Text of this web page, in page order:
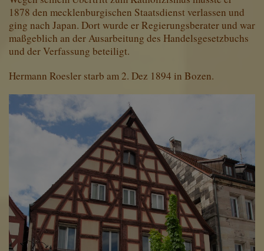
1878 den mecklenburgischen Staatsdienst verlassen und
ging nach Japan. Dort wurde er Regierungsberater und war
maßgeblich an der Ausarbeitung des Handelsgesetzbuchs
und der Verfassung beteiligt.
Hermann Roesler starb am 2. Dez 1894 in Bozen.